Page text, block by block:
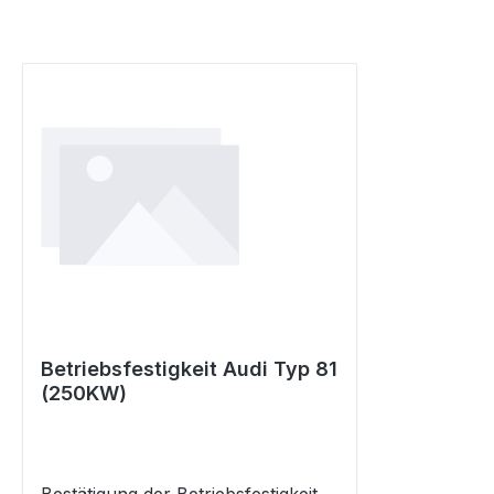
Betriebsfestigkeit Audi Typ 81
(250KW)